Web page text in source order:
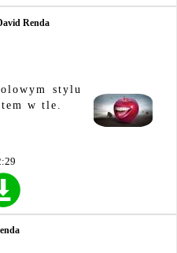
Renda
stylu
w tle.